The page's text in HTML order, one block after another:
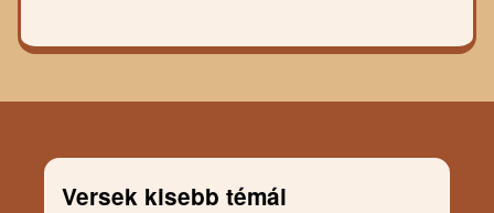
Versek kisebb témái